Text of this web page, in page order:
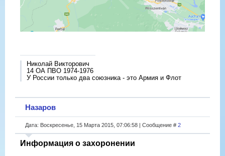
Николай Викторович
14 ОА ПВО 1974-1976
У России только два союзника - это Армия и Флот
Назаров
Дата: Воскресенье, 15 Марта 2015, 07:06:58 | Сообщение # 2
Информация о захоронении